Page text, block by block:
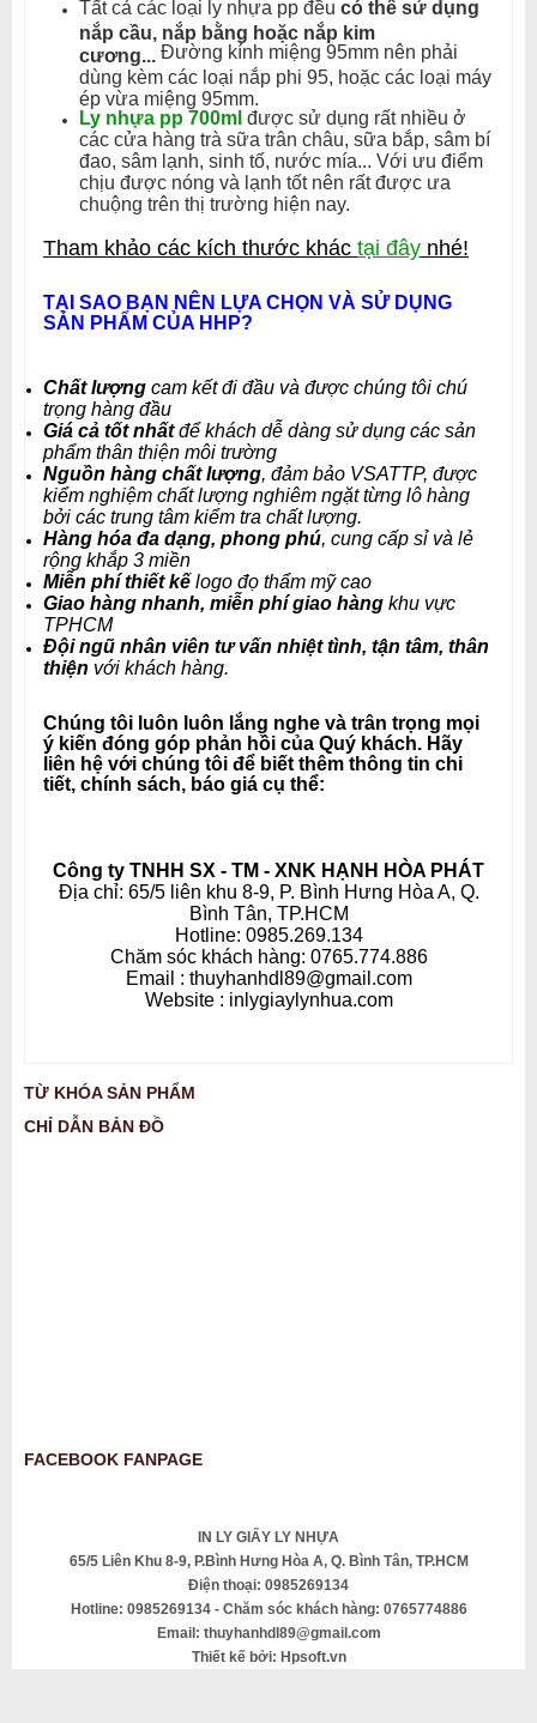
Tất cả các loại ly nhựa pp đều có thể sử dụng
nắp cầu, nắp bằng hoặc nắp kim
cương...
Đường kính miệng 95mm nên phải
dùng kèm các loại nắp phi 95, hoặc các loại máy
ép vừa miệng 95mm.
Ly nhựa pp 700ml được sử dụng rất nhiều ở
các cửa hàng trà sữa trân châu, sữa bắp, sâm bí
đao, sâm lạnh, sinh tố, nước mía... Với ưu điểm
chịu được nóng và lạnh tốt nên rất được ưa
chuộng trên thị trường hiện nay.
Tham khảo các kích thước khác tại đây nhé!
TẠI SAO BẠN NÊN LỰA CHỌN VÀ SỬ DỤNG
SẢN PHẨM CỦA HHP?
Chất lượng cam kết đi đầu và được chúng tôi chú
trọng hàng đầu
Giá cả tốt nhấtđể khách dễ dàng sử dụng các sản
phẩm thân thiện môi trường
Nguồn hàng chất lượng, đảm bảo VSATTP, được
kiểm nghiệm chất lượng nghiêm ngặt từng lô hàng
bởi các trung tâm kiểm tra chất lượng.
Hàng hóa đa dạng, phong phú, cung cấp sỉ và lẻ
rộng khắp 3 miền
Miễn phí thiết kế logo đọ thẩm mỹ cao
Giao hàng nhanh, miễn phí giao hàng khu vực
TPHCM
Đội ngũ nhân viên tư vấn nhiệt tình, tận tâm, thân
thiện với khách hàng.
Chúng tôi luôn luôn lắng nghe và trân trọng mọi
ý kiến đóng góp phản hồi của Quý khách. Hãy
liên hệ với chúng tôi để biết thêm thông tin chi
tiết, chính sách, báo giá cụ thể:
Công ty TNHH SX - TM - XNK HẠNH HÒA PHÁT
Địa chỉ: 65/5 liên khu 8-9, P. Bình Hưng Hòa A, Q.
Bình Tân, TP.HCM
Hotline: 0985.269.134
Chăm sóc khách hàng: 0765.774.886
Email : thuyhanhdl89@gmail.com
Website : inlygiaylynhua.com
TỪ KHÓA SẢN PHẨM
CHỈ DẪN BẢN ĐỒ
FACEBOOK FANPAGE
IN LY GIẤY LY NHỰA
65/5 Liên Khu 8-9, P.Bình Hưng Hòa A, Q. Bình Tân, TP.HCM
Điện thoại: 0985269134
Hotline: 0985269134 - Chăm sóc khách hàng: 0765774886
Email: thuyhanhdl89@gmail.com
Thiết kế bởi: Hpsoft.vn